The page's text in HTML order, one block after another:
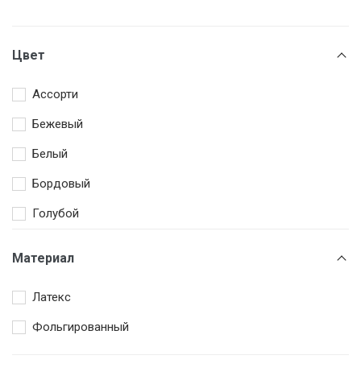
Цвет
Ассорти
Бежевый
Белый
Бордовый
Голубой
Золотой
Красный
Материал
Латекс
Фольгированный